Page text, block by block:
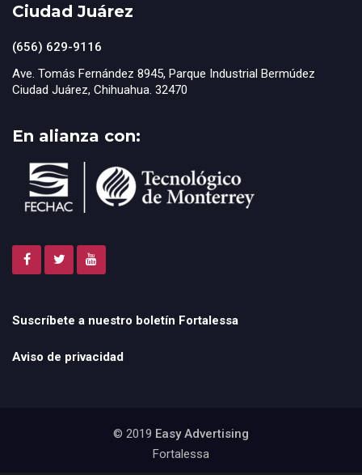
Ciudad Juárez
(656) 629-9116
Ave. Tomás Fernández 8945, Parque Industrial Bermúdez
Ciudad Juárez, Chihuahua. 32470
En alianza con:
Suscríbete a nuestro boletín Fortalessa
Aviso de privacidad
© 2019 Easy Advertising
Fortalessa